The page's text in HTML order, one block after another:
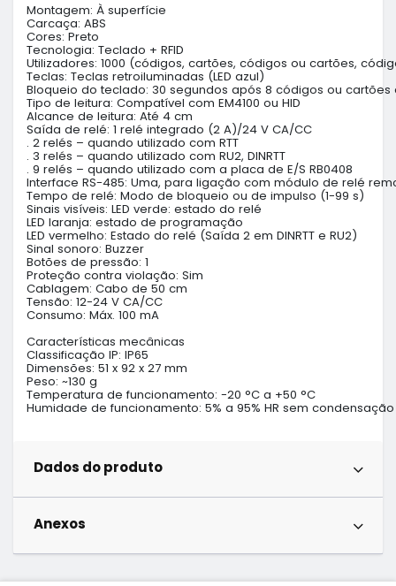
Montagem: À superfície
Carcaça: ABS
Cores: Preto
Tecnologia: Teclado + RFID
Utilizadores: 1000 (códigos, cartões, códigos ou cartões,
Teclas: Teclas retroiluminadas (LED azul)
Bloqueio do teclado: 30 segundos após 8 códigos ou cartões
Tipo de leitura: Compatível com EM4100 ou HID
Alcance de leitura: Até 4 cm
Saída de relé: 1 relé integrado (2 A)/24 V CA/CC
. 2 relés – quando utilizado com RTT
. 3 relés – quando utilizado com RU2, DINRTT
. 9 relés – quando utilizado com a placa de E/S RB0408
Interface RS-485: Uma, para ligação com módulo de relé
Tempo de relé: Modo de bloqueio ou de impulso (1-99 s)
Sinais visíveis: LED verde: estado do relé
LED laranja: estado de programação
LED vermelho: Estado do relé (Saída 2 em DINRTT e RU2)
Sinal sonoro: Buzzer
Botões de pressão: 1
Proteção contra violação: Sim
Cablagem: Cabo de 50 cm
Tensão: 12-24 V CA/CC
Consumo: Máx. 100 mA
Características mecânicas
Classificação IP: IP65
Dimensões: 51 x 92 x 27 mm
Peso: ~130 g
Temperatura de funcionamento: -20 °C a +50 °C
Humidade de funcionamento: 5% a 95% HR sem condensação
Dados do produto
Anexos